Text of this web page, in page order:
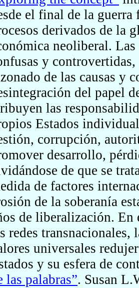
el final de la
derivados de la
neoliberal.
y
de las causas y
del papel
las
Estados
corrupción,
desarrollo,
de que se
de factores
de la soberanía
de liberalización. En
redes
universales
y su esfera de
las palabras”. Susan